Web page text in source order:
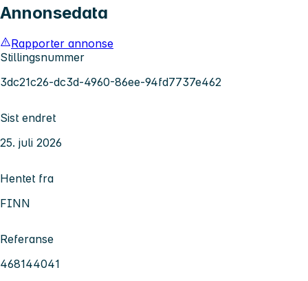
Annonsedata
Rapporter annonse
Stillingsnummer
3dc21c26-dc3d-4960-86ee-94fd7737e462
Sist endret
25. juli 2026
Hentet fra
FINN
Referanse
468144041